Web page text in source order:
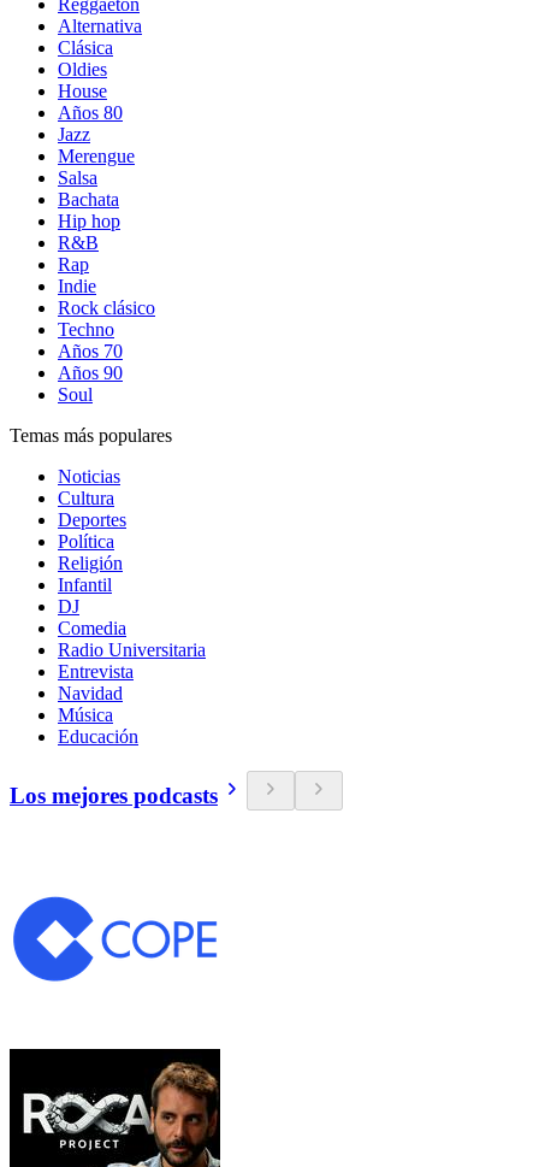
Reggaetón
Alternativa
Clásica
Oldies
House
Años 80
Jazz
Merengue
Salsa
Bachata
Hip hop
R&B
Rap
Indie
Rock clásico
Techno
Años 70
Años 90
Soul
Temas más populares
Noticias
Cultura
Deportes
Política
Religión
Infantil
DJ
Comedia
Radio Universitaria
Entrevista
Navidad
Música
Educación
Los mejores podcasts